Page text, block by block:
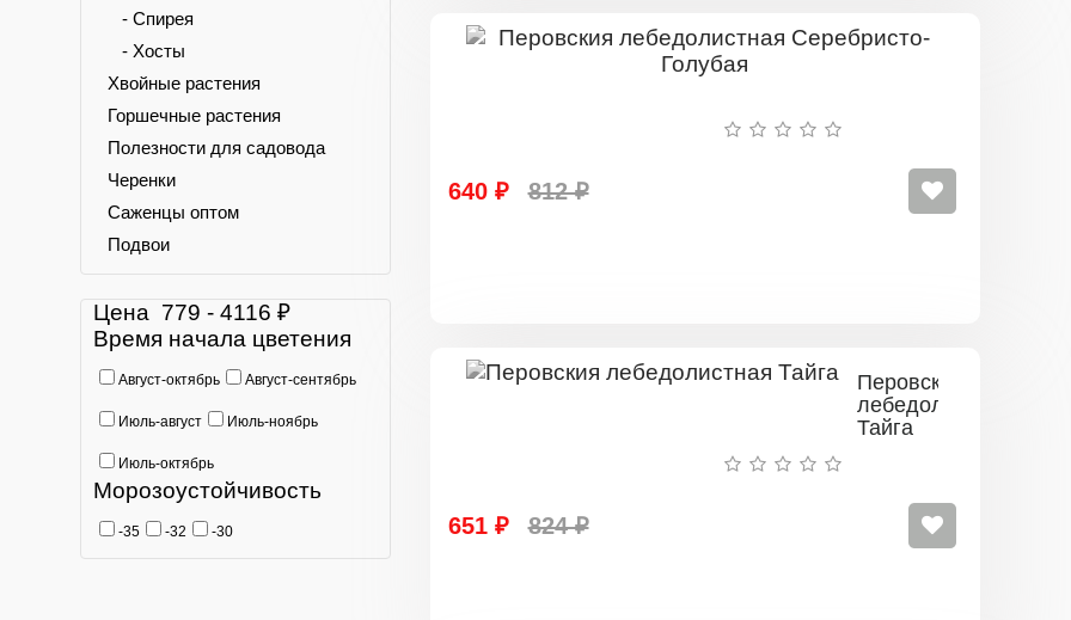
- Спирея
- Хосты
Хвойные растения
Горшечные растения
Полезности для садовода
Черенки
Саженцы оптом
Подвои
Цена 779 - 4116 ₽
Время начала цветения
Август-октябрь Август-сентябрь
Июль-август Июль-ноябрь
Июль-октябрь
Морозоустойчивость
-35 -32 -30
640 ₽ 812 ₽
Перовския
лебедолистная
Тайга
651 ₽ 824 ₽